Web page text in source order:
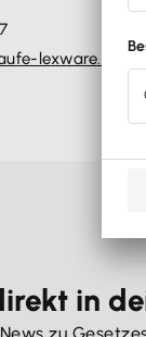
lexware.com
in